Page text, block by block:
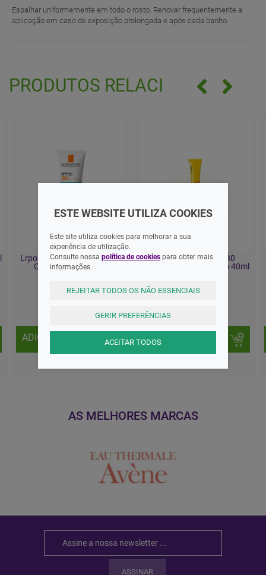
Espalhar uniformemente em todo o rosto. Renovar frequentemente a
aplicação em caso de exposição prolongada e após cada banho.
PRODUTOS RELACIONADOS
Lrposay Anthelios UVMUNE
Creme SPF50+ 50ml
ADICIONAR
Galenic Soleil Fl Spf30
Proteção Elevada Rosto 40ml
ADICIONAR
AS MELHORES MARCAS
ASSINAR
ESTE WEBSITE UTILIZA COOKIES
Este site utiliza cookies para melhorar a sua
experiência de utilização.
Consulte nossa política de cookies para obter mais
informações.
REJEITAR TODOS OS NÃO ESSENCIAIS
GERIR PREFERÊNCIAS
ACEITAR TODOS